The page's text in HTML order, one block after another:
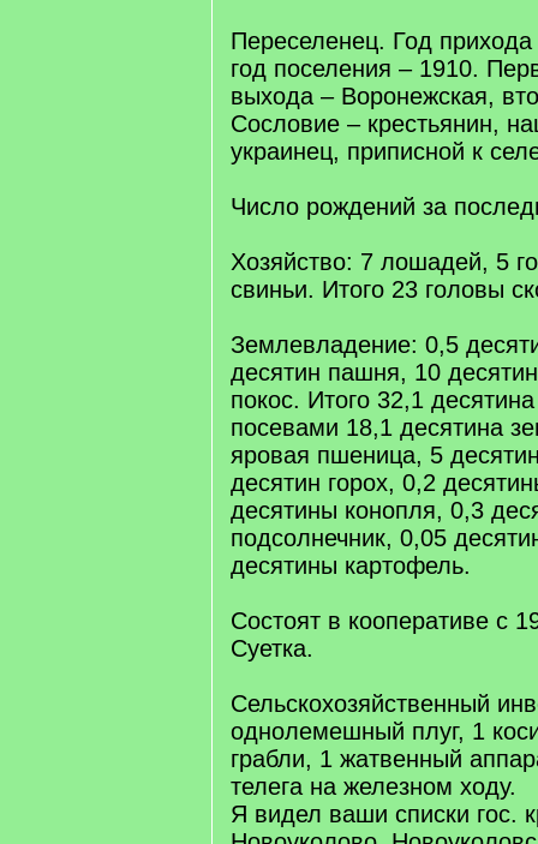
Переселенец. Год
год поселения – 1910.
выхода – Воронежская,
Сословие – крестьянин,
украинец, приписной к
Число рождений за
Хозяйство: 7 лошадей, 5
свиньи. Итого 23 головы
Землевладение: 0,5
десятин пашня, 10
покос. Итого 32,1
посевами 18,1 десятина
яровая пшеница, 5
десятин горох, 0,2
десятины конопля, 0,3
подсолнечник, 0,05
десятины картофель.
Состоят в кооперативе с
Суетка.
Сельскохозяйственный
однолемешный плуг, 1
грабли, 1 жатвенный
телега на железном ходу.
Я видел ваши списки гос.